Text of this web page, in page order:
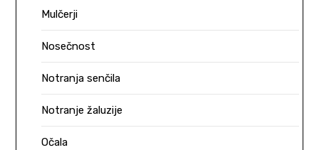
Mulčerji
Nosečnost
Notranja senčila
Notranje žaluzije
Očala